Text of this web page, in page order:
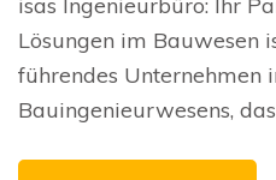
Lösungen im Bauwesen
führendes Unternehmen
Bauingenieurwesens,